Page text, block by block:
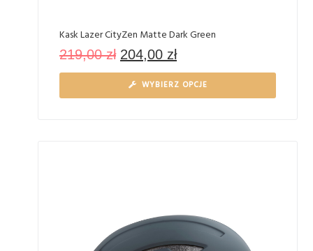
Kask Lazer CityZen Matte Dark Green
219,00zł 204,00 zł
WYBIERZ OPCJE